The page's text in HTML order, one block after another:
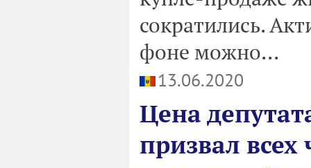
сократились.
фоне можно...
13.06.2020
Цена
призвал